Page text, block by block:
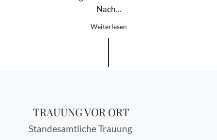
Nach…
Weiterlesen
TRAUUNG VOR ORT
Standesamtliche Trauung